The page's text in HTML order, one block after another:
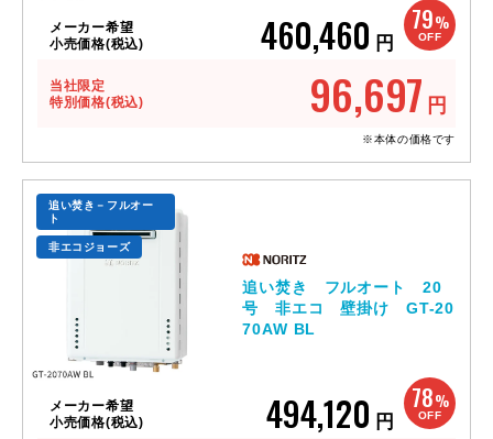
79%
OFF
メーカー希望
小売価格(税込)
460,460 円
当社限定
特別価格(税込)
96,697 円
※本体の価格です
追い焚き－フルオー
ト
非エコジョーズ
追い焚き フルオート 20
号 非エコ 壁掛け GT-20
70AW BL
78%
OFF
メーカー希望
小売価格(税込)
494,120 円